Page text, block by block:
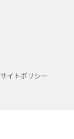
サイトポリシー